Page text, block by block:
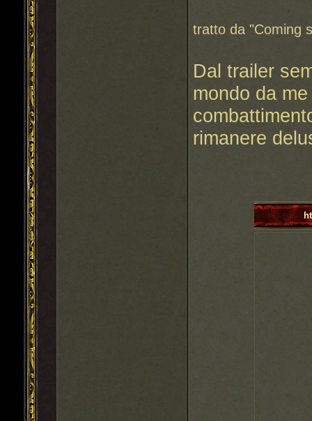
tratto da "Coming
Dal trailer
mondo da
rimanere